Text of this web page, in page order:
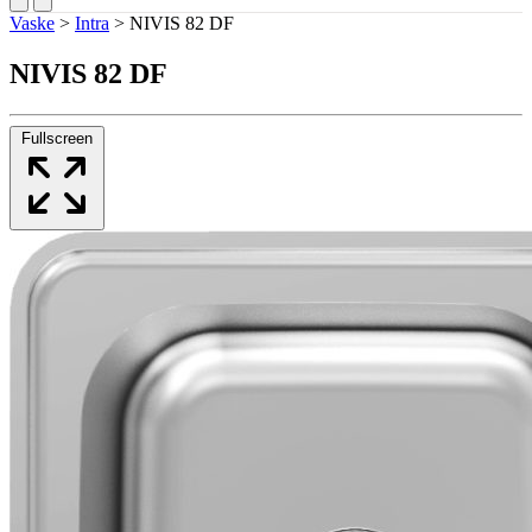
Vaske > Intra > NIVIS 82 DF
NIVIS 82 DF
Fullscreen